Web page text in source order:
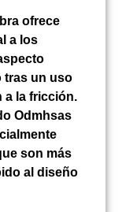
ofrece
a los
tras un uso
a la fricción.
Odmhsas
son más
al diseño